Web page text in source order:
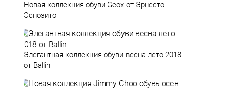
Новая коллекция обуви Geox от Эрнесто
Эспозито
Элегантная коллекция обуви весна-лето 2018
от Ballin